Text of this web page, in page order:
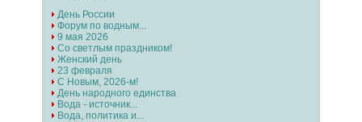
День России
Форум по водным...
9 мая 2026
Со светлым праздником!
Женский день
23 февраля
С Новым, 2026-м!
День народного единства
Вода - источник...
Вода, политика и...